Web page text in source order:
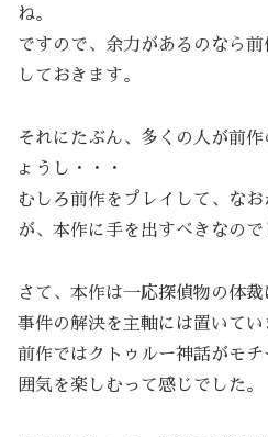
ね。
ですので、余力があるのなら
しておきます。
それにたぶん、多くの人が前
ょうし・・・
むしろ前作をプレイして、な
が、本作に手を出すべきなので
さて、本作は一応探偵物の体
事件の解決を主軸には置いてい
前作ではクトゥルー神話がモ
囲気を楽しむって感じでした。